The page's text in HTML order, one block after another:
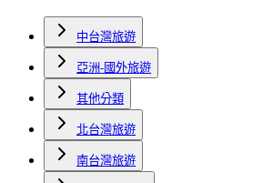
中台灣旅遊
亞洲-國外旅遊
其他分類
北台灣旅遊
南台灣旅遊